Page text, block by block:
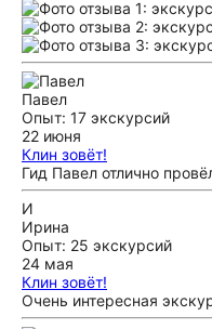
Павел
Опыт: 17 экскурсий
22 июня
Клин зовёт!
Гид Павел отлично
И
Ирина
Опыт: 25 экскурсий
24 мая
Клин зовёт!
Очень интересная